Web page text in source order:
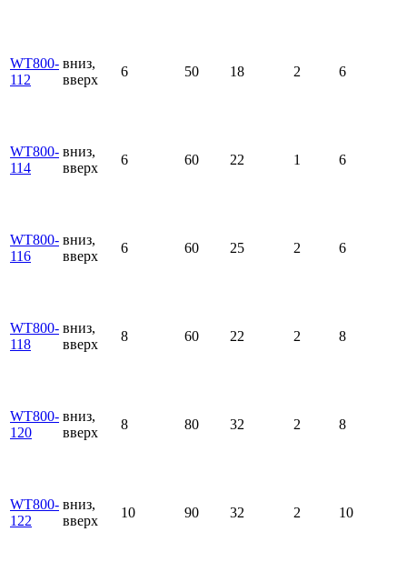
WT800-
112
вниз,
вверх
6 50 18 2 6
WT800-
114
вниз,
вверх
6 60 22 1 6
WT800-
116
вниз,
вверх
6 60 25 2 6
WT800-
118
вниз,
вверх
8 60 22 2 8
WT800-
120
вниз,
вверх
8 80 32 2 8
WT800-
122
вниз,
вверх
10 90 32 2 10